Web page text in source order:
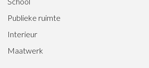
Publieke ruimte
Interieur
Maatwerk